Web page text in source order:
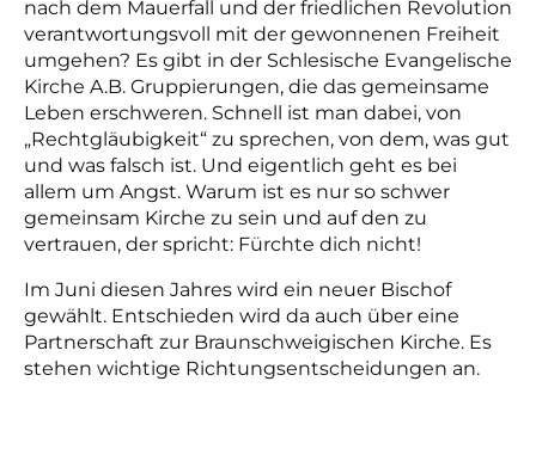
nach dem Mauerfall und der friedlichen Revolution
verantwortungsvoll mit der gewonnenen Freiheit
umgehen? Es gibt in der Schlesische Evangelische
Kirche A.B. Gruppierungen, die das gemeinsame
Leben erschweren. Schnell ist man dabei, von
„Rechtgläubigkeit“ zu sprechen, von dem, was gut
und was falsch ist. Und eigentlich geht es bei
allem um Angst. Warum ist es nur so schwer
gemeinsam Kirche zu sein und auf den zu
vertrauen, der spricht: Fürchte dich nicht!
Im Juni diesen Jahres wird ein neuer Bischof
gewählt. Entschieden wird da auch über eine
Partnerschaft zur Braunschweigischen Kirche. Es
stehen wichtige Richtungsentscheidungen an.